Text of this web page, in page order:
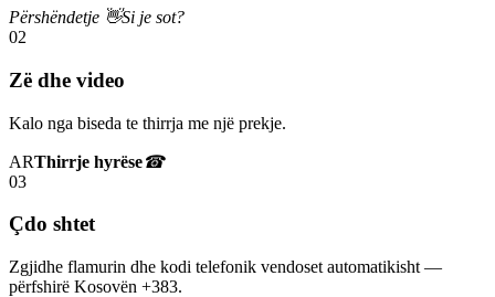
Përshëndetje 👋Si je sot?
02
Zë dhe video
Kalo nga biseda te thirrja me një prekje.
ARThirrje hyrëse☎
03
Çdo shtet
Zgjidhe flamurin dhe kodi telefonik vendoset automatikisht —
përfshirë Kosovën +383.